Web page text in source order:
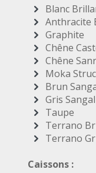
Blanc
Anthracite
Graphite
Chêne
Chêne
Moka
Brun
Gris
Taupe
Terrano
Terrano
Caissons :